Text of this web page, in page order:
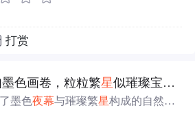
打赏
色画卷，粒粒繁星似璀璨宝石点缀其间。繁
墨色夜幕与璀璨繁星构成的自然景